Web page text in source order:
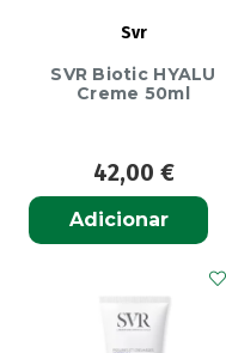
Svr
SVR Biotic HYALU
Creme 50ml
42,00 €
Adicionar